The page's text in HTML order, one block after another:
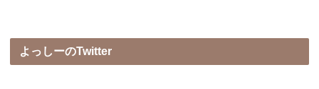
よっしーのTwitter